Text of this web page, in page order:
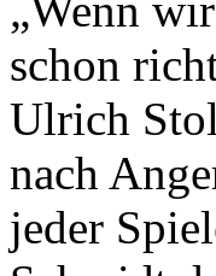
schon
Ulrich
nach
jeder